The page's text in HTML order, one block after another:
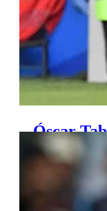
Óscar
‘Bola da